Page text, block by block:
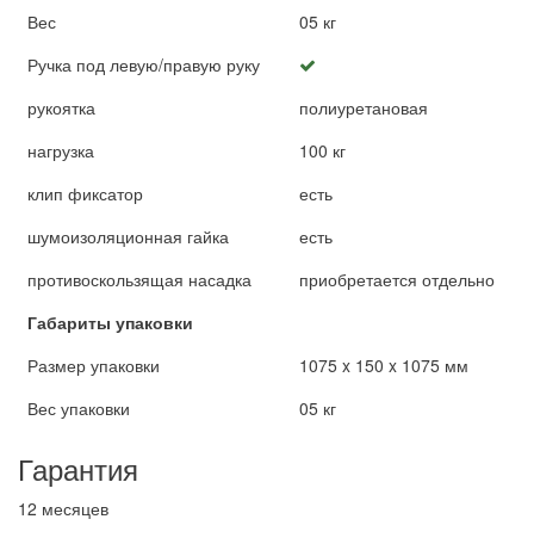
Вес
05 кг
Ручка под левую/правую руку
рукоятка
полиуретановая
нагрузка
100 кг
клип фиксатор
есть
шумоизоляционная гайка
есть
противоскользящая насадка
приобретается отдельно
Габариты упаковки
Размер упаковки
1075 x 150 x 1075 мм
Вес упаковки
05 кг
Гарантия
12 месяцев